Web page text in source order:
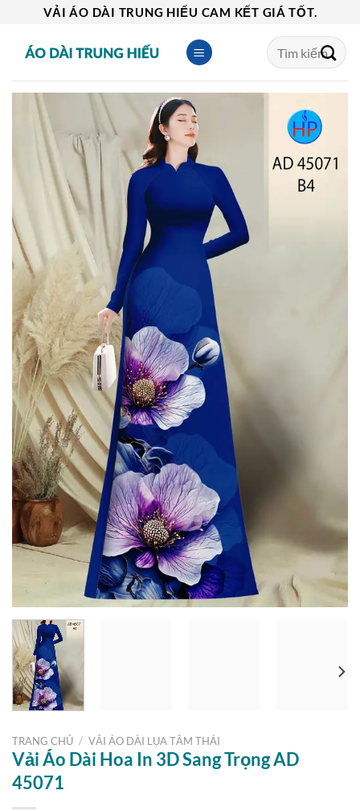
content
VẢI ÁO DÀI TRUNG HIẾU CAM KẾT GIÁ TỐT.
Tìm
kiếm:
TRANG CHỦ / VẢI ÁO DÀI LỤA TẰM THÁI
Vải Áo Dài Hoa In 3D Sang Trọng AD
45071